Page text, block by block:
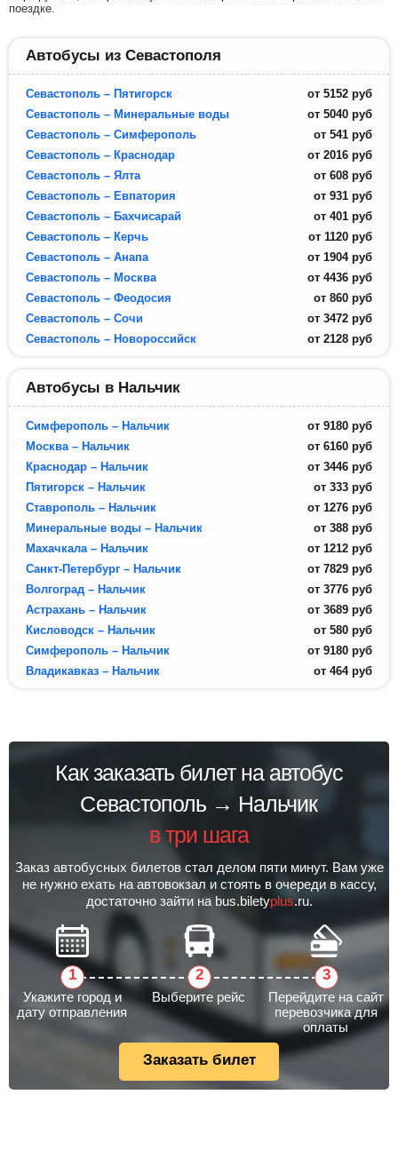
поездке.
Автобусы из Севастополя
Севастополь – Пятигорск от 5152 руб
Севастополь – Минеральные воды
от 5040 руб
Севастополь – Симферополь
от 541 руб
Севастополь – Краснодар
от 2016 руб
Севастополь – Ялта
от 608 руб
Севастополь – Евпатория
от 931 руб
Севастополь – Бахчисарай
от 401 руб
Севастополь – Керчь
от 1120 руб
Севастополь – Анапа
от 1904 руб
Севастополь – Москва
от 4436 руб
Севастополь – Феодосия
от 860 руб
Севастополь – Сочи
от 3472 руб
Севастополь – Новороссийск
от 2128 руб
Автобусы в Нальчик
Симферополь – Нальчик от 9180 руб
Москва – Нальчик
от 6160 руб
Краснодар – Нальчик
от 3446 руб
Пятигорск – Нальчик
от 333 руб
Ставрополь – Нальчик
от 1276 руб
Минеральные воды – Нальчик
от 388 руб
Махачкала – Нальчик
от 1212 руб
Санкт-Петербург – Нальчик
от 7829 руб
Волгоград – Нальчик
от 3776 руб
Астрахань – Нальчик
от 3689 руб
Кисловодск – Нальчик
от 580 руб
Симферополь – Нальчик
от 9180 руб
Владикавказ – Нальчик
от 464 руб
Как заказать билет на автобус
Севастополь → Нальчик
в три шага
Заказ автобусных билетов стал делом пяти минут. Вам уже
не нужно ехать на автовокзал и стоять в очереди в кассу,
достаточно зайти на bus.biletyplus.ru.
Укажите город и
дату отправления
Выберите рейс
Перейдите на сайт
перевозчика для
оплаты
Заказать билет